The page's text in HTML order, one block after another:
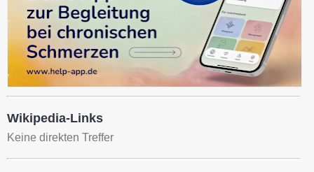
Wikipedia-Links
Keine direkten Treffer